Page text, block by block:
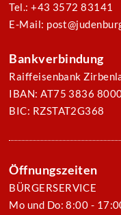
Tel.: +43 3572 83141
E-Mail:
Bankverbindung
Raiffeisenbank
IBAN: AT75 3836
BIC: RZSTAT2G368
Öffnungszeiten
BÜRGERSERVICE
Mo und Do: 8:00 -